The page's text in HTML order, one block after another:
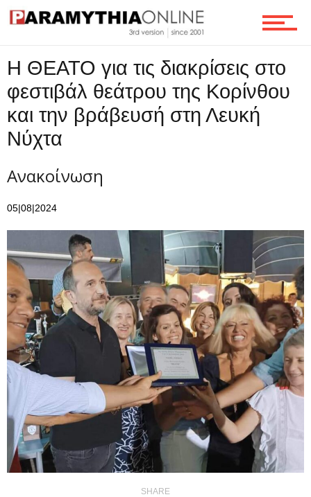
Επικοινωνία
Η ΘΕΑΤΟ για τις διακρίσεις στο
φεστιβάλ θεάτρου της Κορίνθου
και την βράβευσή στη Λευκή
Νύχτα
Ανακοίνωση
05|08|2024
SHARE